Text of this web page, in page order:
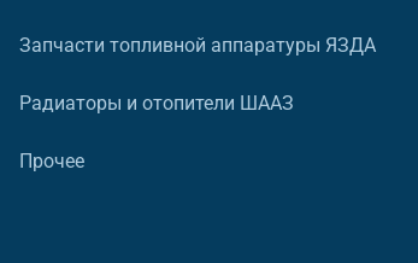
Запчасти топливной аппаратуры ЯЗДА
Радиаторы и отопители ШААЗ
Прочее